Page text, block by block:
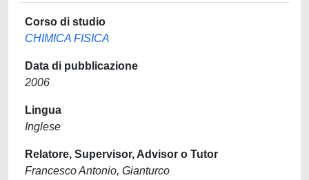
Corso di studio
CHIMICA FISICA
Data di pubblicazione
2006
Lingua
Inglese
Relatore, Supervisor, Advisor o Tutor
Francesco Antonio, Gianturco